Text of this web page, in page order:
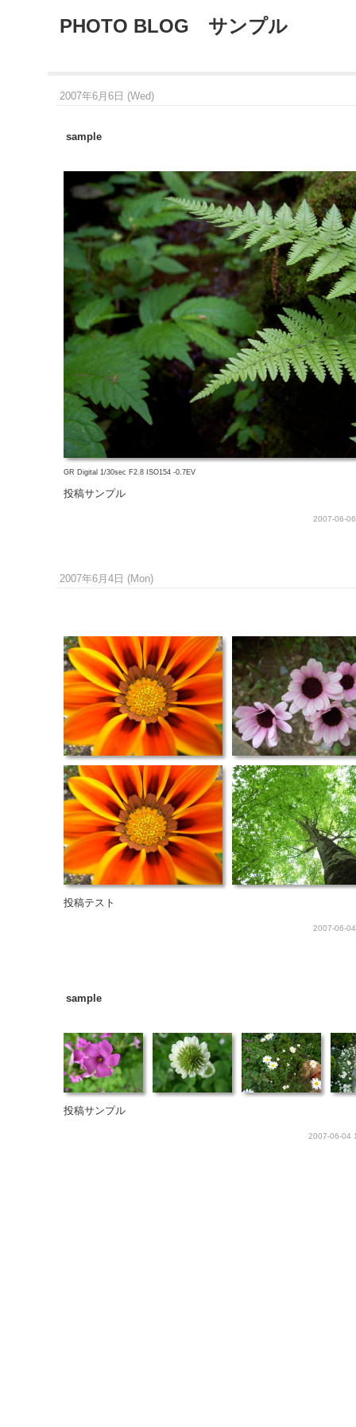
PHOTO BLOG サンプル
2007年6月6日 (Wed)
sample
GR Digital 1/30sec F2.8 ISO154 -0.7EV
投稿サンプル
2007-06-
2007年6月4日 (Mon)
投稿テスト
2007-06-
sample
投稿サンプル
2007-06-04